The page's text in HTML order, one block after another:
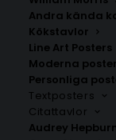
Andra kända
Kökstavlor
Line Art Posters
Moderna
Personliga
Textposters
Citattavlor
Audrey
Poster med
stil
Fr.99.00